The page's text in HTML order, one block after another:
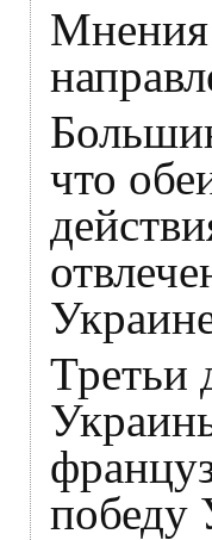
Мнения
что
Третьи
победу